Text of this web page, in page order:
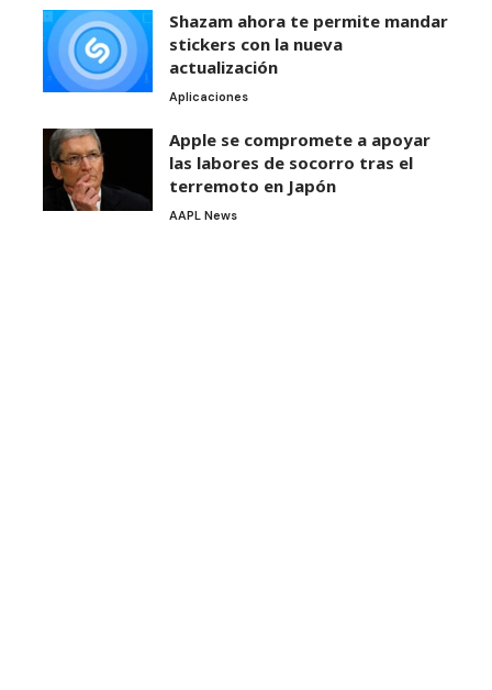
Shazam ahora te permite mandar
stickers con la nueva
actualización
Aplicaciones
Apple se compromete a apoyar
las labores de socorro tras el
terremoto en Japón
AAPL News